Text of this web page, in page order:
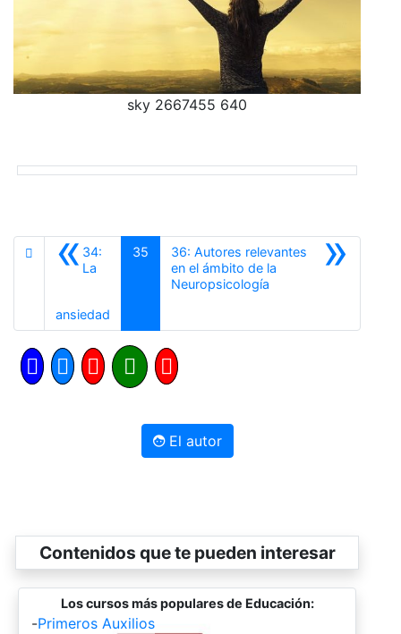
sky 2667455 640
«34:
La
ansiedad
35 »
36: Autores relevantes
en el ámbito de la
Neuropsicología
El autor
Contenidos que te pueden interesar
Los cursos más populares de Educación:
-Primeros Auxilios